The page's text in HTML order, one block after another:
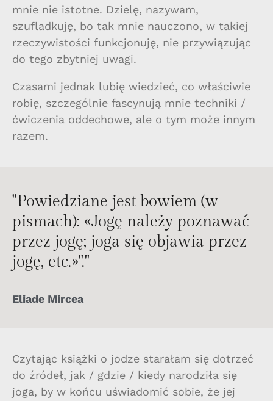
mnie nie istotne. Dzielę, nazywam,
szufladkuję, bo tak mnie nauczono, w takiej
rzeczywistości funkcjonuję, nie przywiązując
do tego zbytniej uwagi.
Czasami jednak lubię wiedzieć, co właściwie
robię, szczególnie fascynują mnie techniki /
ćwiczenia oddechowe, ale o tym może innym
razem.
"Powiedziane jest bowiem (w
pismach): «Jogę należy poznawać
przez jogę; joga się objawia przez
jogę, etc.»"."
Eliade Mircea
Czytając książki o jodze starałam się dotrzeć
do źródeł, jak / gdzie / kiedy narodziła się
joga, by w końcu uświadomić sobie, że jej